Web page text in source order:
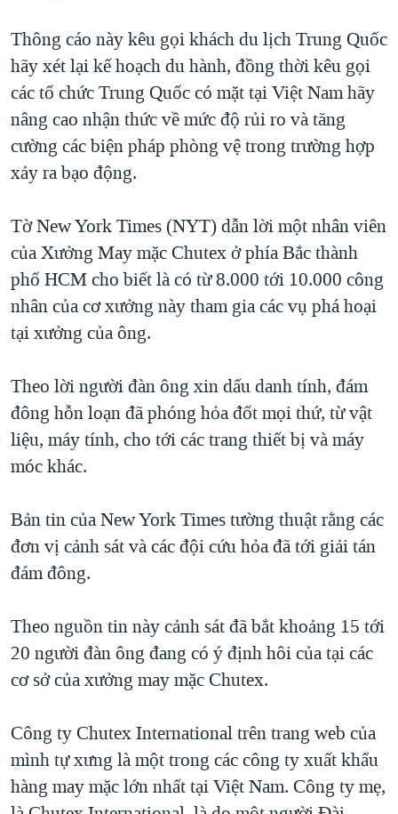
Thông cáo này kêu gọi khách du lịch Trung Quốc
hãy xét lại kế hoạch du hành, đồng thời kêu gọi
các tổ chức Trung Quốc có mặt tại Việt Nam hãy
nâng cao nhận thức về mức độ rủi ro và tăng
cường các biện pháp phòng vệ trong trường hợp
xảy ra bạo động.
Tờ New York Times (NYT) dẫn lời một nhân viên
của Xưởng May mặc Chutex ở phía Bắc thành
phố HCM cho biết là có từ 8.000 tới 10.000 công
nhân của cơ xưởng này tham gia các vụ phá hoại
tại xưởng của ông.
Theo lời người đàn ông xin dấu danh tính, đám
đông hỗn loạn đã phóng hỏa đốt mọi thứ, từ vật
liệu, máy tính, cho tới các trang thiết bị và máy
móc khác.
Bản tin của New York Times tường thuật rằng các
đơn vị cảnh sát và các đội cứu hỏa đã tới giải tán
đám đông.
Theo nguồn tin này cảnh sát đã bắt khoảng 15 tới
20 người đàn ông đang có ý định hôi của tại các
cơ sở của xưởng may mặc Chutex.
Công ty Chutex International trên trang web của
mình tự xưng là một trong các công ty xuất khẩu
hàng may mặc lớn nhất tại Việt Nam. Công ty mẹ,